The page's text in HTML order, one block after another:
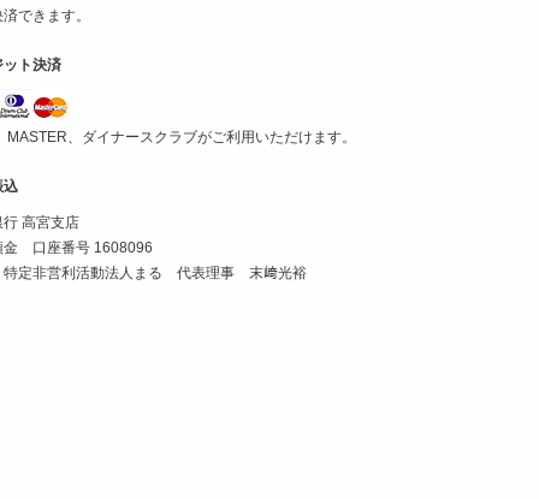
できます。
ット決済
MASTER、ダイナースクラブがご利用いただけます。
込
高宮支店
金 口座番号 1608096
定非営利活動法人まる 代表理事 末﨑光裕